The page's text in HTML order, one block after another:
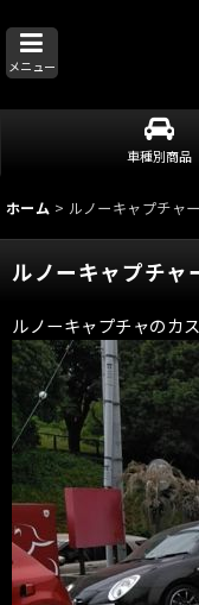
メニュー
車種別商品
ホーム > ルノーキャプチャー
ルノーキャプチャ
ルノーキャプチャのカ